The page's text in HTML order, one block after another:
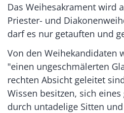
Das Weihesakrament wird
Priester- und
darf es nur getauften und
Von den Weihekandidaten
"einen ungeschmälerten
rechten Absicht geleitet
Wissen besitzen, sich
durch untadelige Sitten